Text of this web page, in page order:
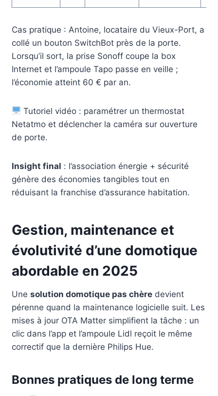
Cas pratique : Antoine, locataire du Vieux-Port, a
collé un bouton SwitchBot près de la porte.
Lorsqu’il sort, la prise Sonoff coupe la box
Internet et l’ampoule Tapo passe en veille ;
l’économie atteint 60 € par an.
Tutoriel vidéo : paramétrer un thermostat
Netatmo et déclencher la caméra sur ouverture
de porte.
Insight final : l’association énergie + sécurité
génère des économies tangibles tout en
réduisant la franchise d’assurance habitation.
Gestion, maintenance et
évolutivité d’une domotique
abordable en 2025
Une solution domotique pas chère devient
pérenne quand la maintenance logicielle suit. Les
mises à jour OTA Matter simplifient la tâche : un
clic dans l’app et l’ampoule Lidl reçoit le même
correctif que la dernière Philips Hue.
Bonnes pratiques de long terme